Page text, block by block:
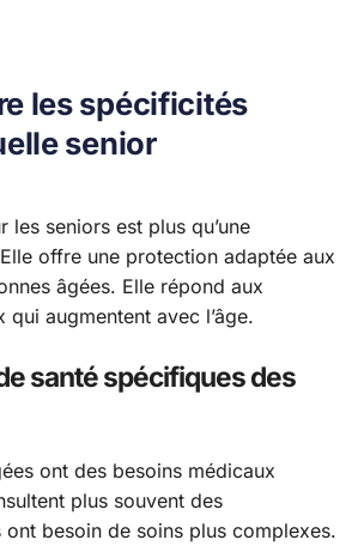
les spécificités
senior
les seniors est plus qu’une
offre une protection adaptée aux
âgées. Elle répond aux
qui augmentent avec l’âge.
santé spécifiques des
ont des besoins médicaux
plus souvent des
ont besoin de soins plus complexes.